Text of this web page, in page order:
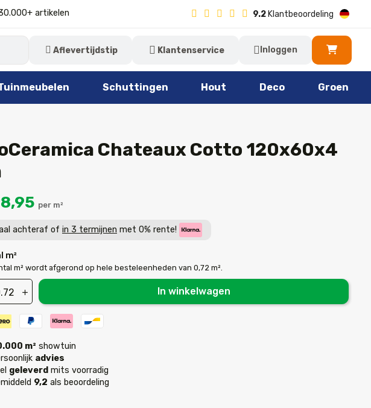
artikelen 9.2 Klantbeoordeling
Aflevertijdstip Klantenservice Inloggen
Schuttingen Hout Deco Groen
Chateaux Cotto 120x60x4
per m²
achteraf of in 3 termijnen met 0% rente!
m²
m² wordt afgerond op hele besteleenheden van 0,72 m².
In winkelwagen
m² showtuin
advies
geleverd mits voorradig
9,2 als beoordeling